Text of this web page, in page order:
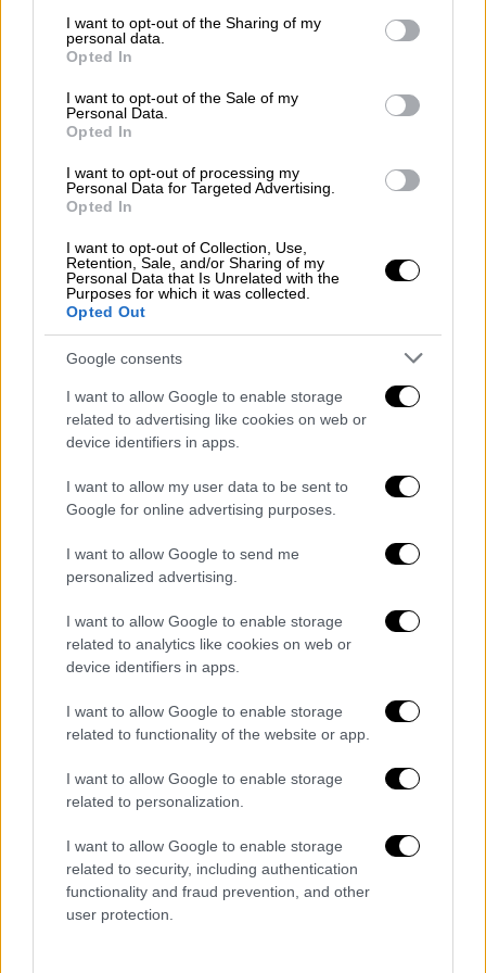
not limited to your visit or usage behaviour. You may click to
grant or deny consent to Google and its third-party tags to
use your data for below specified purposes in below Google
consent section.
I want to opt-out of the Sharing of my
personal data.
Opted In
I want to opt-out of the Sale of my
Personal Data.
Opted In
I want to opt-out of processing my
Personal Data for Targeted Advertising.
Opted In
I want to opt-out of Collection, Use,
Retention, Sale, and/or Sharing of my
Personal Data that Is Unrelated with the
Purposes for which it was collected.
Opted Out
Google consents
I want to allow Google to enable storage
related to advertising like cookies on web or
device identifiers in apps.
I want to allow my user data to be sent to
Google for online advertising purposes.
I want to allow Google to send me
personalized advertising.
I want to allow Google to enable storage
related to analytics like cookies on web or
device identifiers in apps.
I want to allow Google to enable storage
related to functionality of the website or app.
I want to allow Google to enable storage
related to personalization.
I want to allow Google to enable storage
related to security, including authentication
functionality and fraud prevention, and other
user protection.
αφαλό τους. Αλλού, "Στο ερωτικό σώμα της
γυναίκας υπάρχουν ορισμένα χρυσά σημεία:
πάντα πίστευα ότι υπάρχουν τρία τέτοια: οι
μηροί, οι γλουτοί, τα στήθη... Αυτά τα τρία
χρυσά σημεία λοιπόν δεν είναι μόνο
ατομικότητα της γυναίκας". Αυτού του
είδους η συζήτηση δίνει στο μυθιστόρημα
την ελαφρώς παλιομοδίτικη ποιότητά του,
ένα είδος γοητείας εποχής, όπως οι ταινίες
της Μπριζίτ Μπαρντό: «Κάθε μία από αυτές
τις... χρυσές περιοχές αντιπροσωπεύει ένα
ερωτικό μήνυμα». Αλλά αυτά είναι μηνύματα
στο στόμα ενός σύγχρονου ανδρικού
χαρακτήρα, εκτός αν προσπαθούσε να τον
σεξιστή. Μπορεί αυτό να είναι η πρόθεση
του Κούντερα;
υπαρξισμόςστην κουντεριανή του
έκφανση, όπως και τα ξαδέρφια του, το
παράλογοκαι τοσουρεαλιστικό, ισχυρίζεται
ότι το γέλιο είναι βασικό στοιχείο της
πρόκλησης του ανθρώπου. Μια από τις
στρατηγικές της κατεχόμενης
Τσεχοσλοβακίας ήταν στην πραγματικότητα
το γέλιο. Οι άνθρωποι παρακολουθούσαν
ασεβείς ταινίες για τυράννους και άφηναν
τον χλευασμό τους να ηχεί μέσα από τα
ανοιχτά παράθυρα, όπου μπορούσαν να τον
ακούσουν οι Σοβιετικοί. Ίσως όταν ο
Κούντερα γράφει για το γέλιο, το
αντιλαμβάνεται όχι ως υποκειμενική